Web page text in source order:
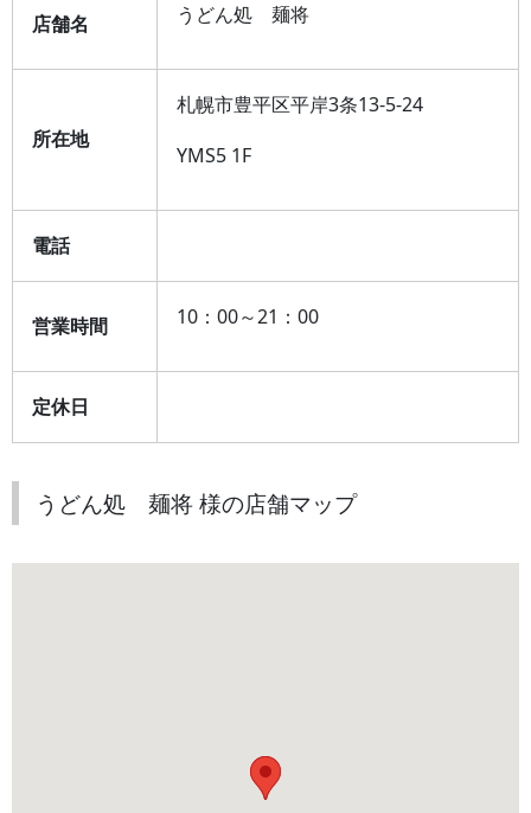
店舗名 うどん処 麺将
所在地
札幌市豊平区平岸3条13-5-24
YMS5 1F
電話
営業時間 10：00～21：00
定休日
うどん処 麺将 様の店舗マップ